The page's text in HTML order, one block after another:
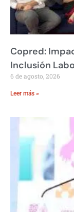
Copred:
Inclusión
6 de agosto, 2026
Leer más »